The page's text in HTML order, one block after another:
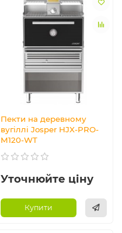
Пекти на деревному
вугіллі Josper HJX-PRO-
M120-WT
Уточнюйте ціну
Купити